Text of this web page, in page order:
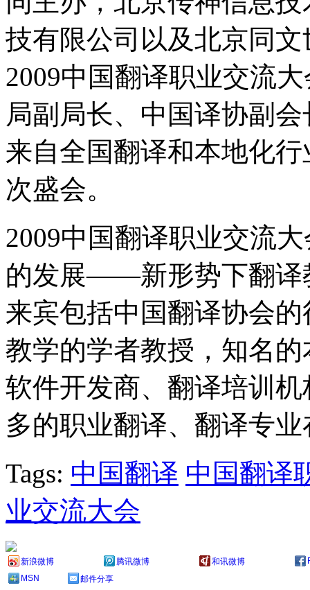
技有限公司以及北京同
2009中国翻译职业交流
局副局长、中国译协副
来自全国翻译和本地化
次盛会。
2009中国翻译职业交流
的发展——新形势下翻译
来宾包括中国翻译协会
教学的学者教授，知名
软件开发商、翻译培训
多的职业翻译、翻译专
Tags: 中国翻译 中国翻译
业交流大会
新浪微博 腾讯微博 和讯微博
MSN
邮件分享